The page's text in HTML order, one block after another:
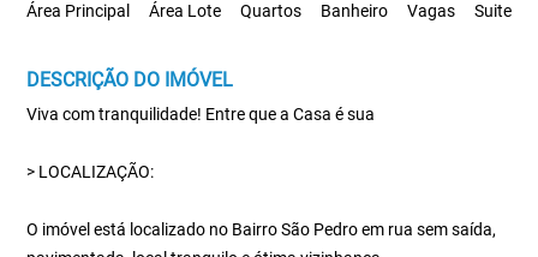
Área Principal
Área Lote
Quartos
Banheiro
Vagas
Suite
DESCRIÇÃO DO IMÓVEL
Viva com tranquilidade! Entre que a Casa é sua
> LOCALIZAÇÃO:
O imóvel está localizado no Bairro São Pedro em rua sem saída,